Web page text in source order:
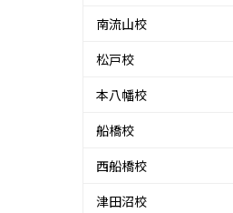
南流山校
松戸校
本八幡校
船橋校
西船橋校
津田沼校